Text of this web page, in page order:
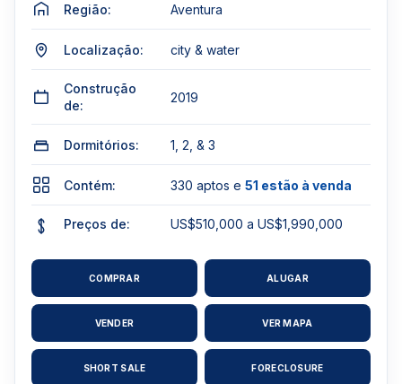
Região: Aventura
Localização: city & water
Construção
de:
2019
Dormitórios: 1, 2, & 3
Contém: 330 aptos e 51 estão à venda
Preços de: US$510,000 a US$1,990,000
COMPRAR ALUGAR
VENDER VER MAPA
SHORT SALE FORECLOSURE